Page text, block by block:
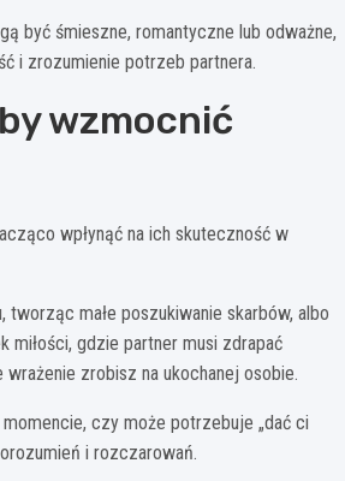
być śmieszne, romantyczne lub odważne,
i zrozumienie potrzeb partnera.
wzmocnić
wpłynąć na ich skuteczność w
małe poszukiwanie skarbów, albo
gdzie partner musi zdrapać
zrobisz na ukochanej osobie.
czy może potrzebuje „dać ci
i rozczarowań.